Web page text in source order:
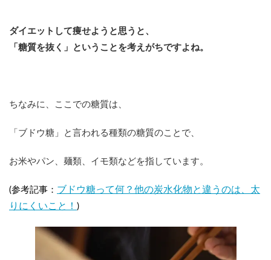
ダイエットして痩せようと思うと、
「糖質を抜く」ということを考えがちですよね。
ちなみに、ここでの糖質は、
「ブドウ糖」と言われる種類の糖質のことで、
お米やパン、麺類、イモ類などを指しています。
(参考記事： ブドウ糖って何？他の炭水化物と違うのは、太
りにくいこと！ )